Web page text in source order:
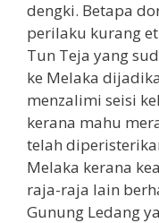
dengki. Betapa
perilaku kurang
Tun Teja yang
ke Melaka
menzalimi seisi
kerana mahu
telah
Melaka kerana
raja-raja lain
Gunung Ledang